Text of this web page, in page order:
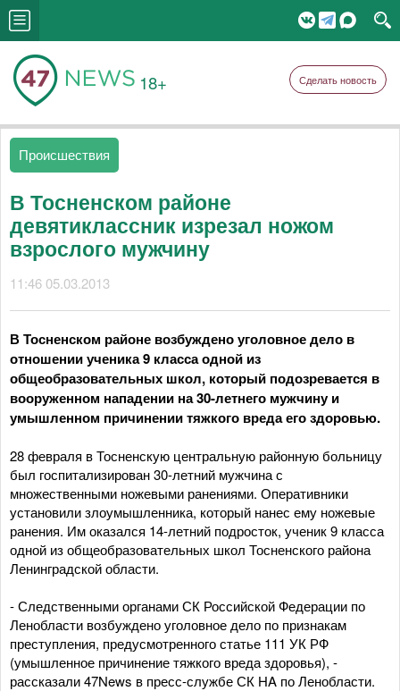
18+ Сделать новость
Происшествия
В Тосненском районе
девятиклассник изрезал ножом
взрослого мужчину
11:46 05.03.2013
В Тосненском районе возбуждено уголовное дело в
отношении ученика 9 класса одной из
общеобразовательных школ, который подозревается в
вооруженном нападении на 30-летнего мужчину и
умышленном причинении тяжкого вреда его здоровью.
28 февраля в Тосненскую центральную районную больницу
был госпитализирован 30-летний мужчина с
множественными ножевыми ранениями. Оперативники
установили злоумышленника, который нанес ему ножевые
ранения. Им оказался 14-летний подросток, ученик 9 класса
одной из общеобразовательных школ Тосненского района
Ленинградской области.
- Следственными органами СК Российской Федерации по
Ленобласти возбуждено уголовное дело по признакам
преступления, предусмотренного статье 111 УК РФ
(умышленное причинение тяжкого вреда здоровья), -
рассказали 47News в пресс-службе СК HA по Ленобласти.